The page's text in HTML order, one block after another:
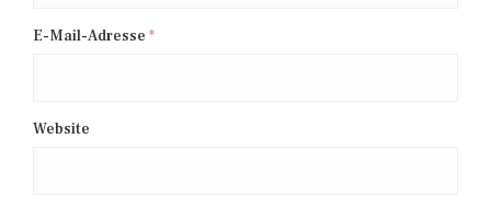
E-Mail-Adresse *
Website